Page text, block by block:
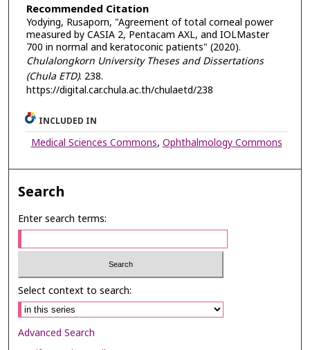
Recommended Citation
Yodying, Rusaporn, "Agreement of total corneal power
measured by CASIA 2, Pentacam AXL, and IOLMaster
700 in normal and keratoconic patients" (2020).
Chulalongkorn University Theses and Dissertations
(Chula ETD). 238.
https://digital.car.chula.ac.th/chulaetd/238
INCLUDED IN
Medical Sciences Commons,Ophthalmology Commons
Search
Enter search terms:
Select context to search:
Advanced Search